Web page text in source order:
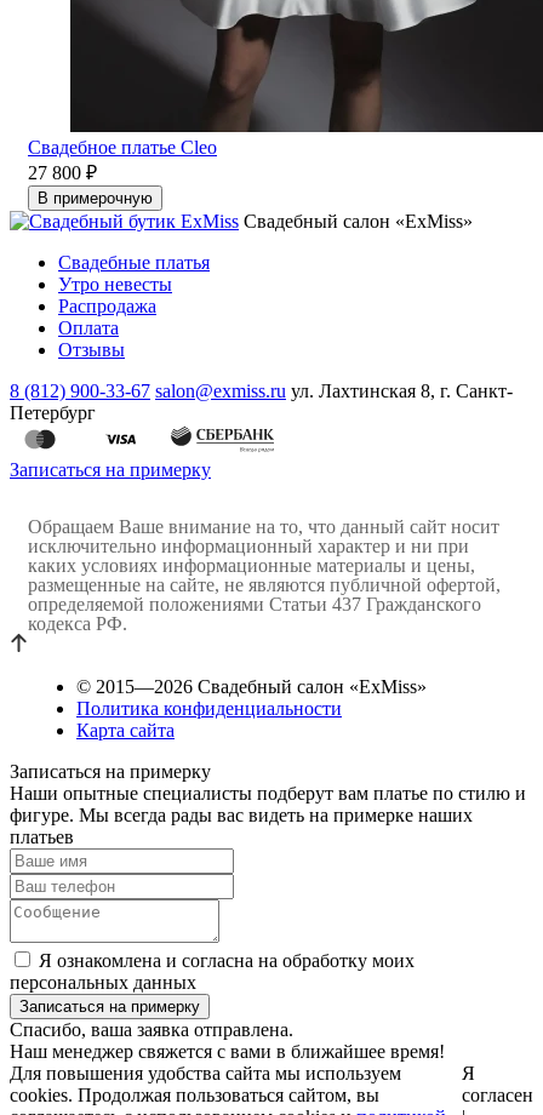
Свадебное платье Cleo
27 800 ₽
В примерочную
Свадебный салон «ExMiss»
Свадебные платья
Утро невесты
Распродажа
Оплата
Отзывы
8 (812) 900-33-67 salon@exmiss.ru ул. Лахтинская 8, г. Санкт-
Петербург
Записаться на примерку
Обращаем Ваше внимание на то, что данный сайт носит
исключительно информационный характер и ни при
каких условиях информационные материалы и цены,
размещенные на сайте, не являются публичной офертой,
определяемой положениями Статьи 437 Гражданского
кодекса РФ.
© 2015—2026 Свадебный салон «ExMiss»
Политика конфиденциальности
Карта сайта
Записаться на примерку
Наши опытные специалисты подберут вам платье по стилю и
фигуре. Мы всегда рады вас видеть на примерке наших
платьев
Я ознакомлена и согласна на обработку моих
персональных данных
Спасибо, ваша заявка отправлена.
Наш менеджер свяжется с вами в ближайшее время!
Для повышения удобства сайта мы используем
cookies. Продолжая пользоваться сайтом, вы
Я
согласен